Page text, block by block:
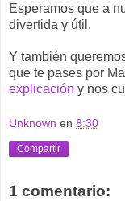
Esperamos que a
divertida y útil.
Y también
que te pases por
explicación y nos
Unknown en 8:30
Compartir
1 comentario: